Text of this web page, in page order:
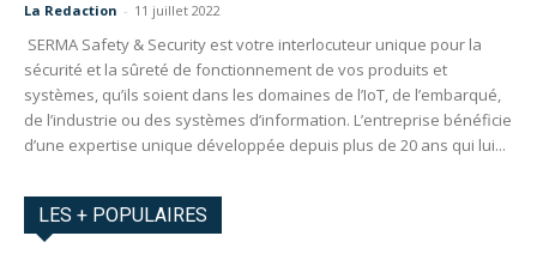
La Redaction - 11 juillet 2022
SERMA Safety & Security est votre interlocuteur unique pour la
sécurité et la sûreté de fonctionnement de vos produits et
systèmes, qu’ils soient dans les domaines de l’IoT, de l’embarqué,
de l’industrie ou des systèmes d’information. L’entreprise bénéficie
d’une expertise unique développée depuis plus de 20 ans qui lui...
LES + POPULAIRES